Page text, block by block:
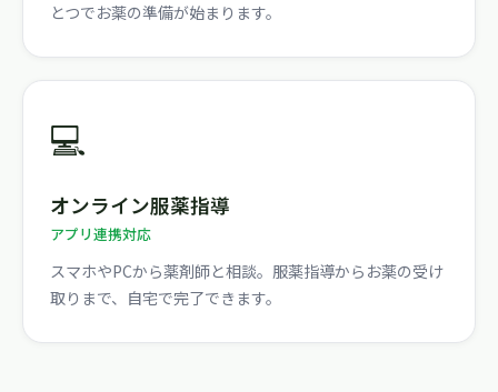
とつでお薬の準備が始まります。
💻
オンライン服薬指導
アプリ連携対応
スマホやPCから薬剤師と相談。服薬指導からお薬の受け
取りまで、自宅で完了できます。